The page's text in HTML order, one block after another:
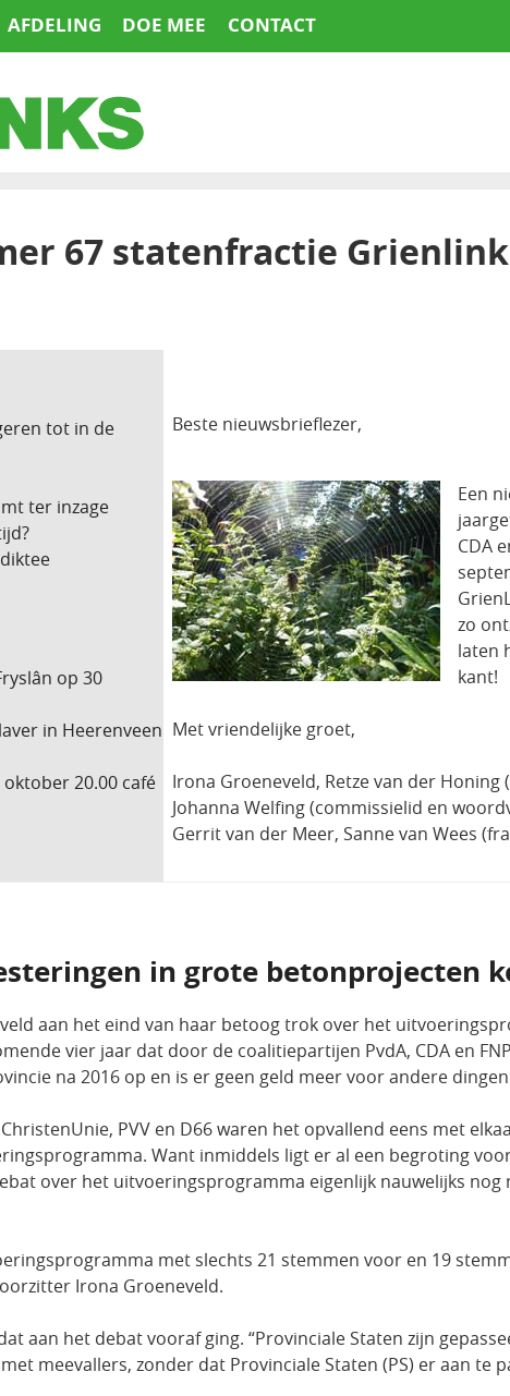
AFDELING DOE MEE CONTACT
67 statenfractie
tot in de
ter inzage
op 30
in Heerenveen
20.00 café
Beste nieuwsbrieflezer,
Een
CDA
zo
laten
kant!
Met vriendelijke groet,
Irona Groeneveld, Retze van der Honing
Johanna Welfing (commissielid en
Gerrit van der Meer, Sanne van Wees
in grote betonprojecten
aan het eind van haar betoog trok over het
vier jaar dat door de coalitiepartijen PvdA, CDA en
na 2016 op en is er geen geld meer voor andere
PVV en D66 waren het opvallend eens met
Want inmiddels ligt er al een begroting
over het uitvoeringsprogramma eigenlijk nauwelijks
met slechts 21 stemmen voor en 19
Irona Groeneveld.
aan het debat vooraf ging. “Provinciale Staten zijn
meevallers, zonder dat Provinciale Staten (PS) er aan te